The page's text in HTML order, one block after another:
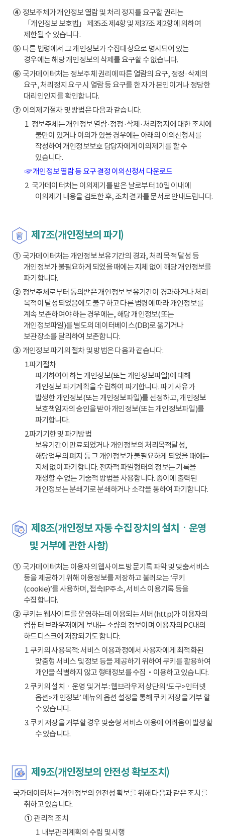
④정보주체가 개인정보 열람 및 처리 정지를 요구할 권리는
「개인정보 보호법」 제35조 제4항 및 제37조 제2항에 의하여
제한될 수 있습니다.
⑤다른 법령에서 그 개인정보가 수집대상으로 명시되어 있는
경우에는 해당 개인정보의 삭제를 요구할 수 없습니다.
⑥국가데이터처는 정보주체 권리에 따른 열람의 요구, 정정·삭제의
요구, 처리정지 요구 시 열람 등 요구를 한 자가 본인이거나 정당한
대리인인지를 확인합니다.
⑦이의제기절차 및 방법은 다음과 같습니다.
1. 정보주체는 개인정보 열람·정정·삭제·처리정지에 대한 조치에
불만이 있거나 이의가 있을 경우에는 아래의 이의신청서를
작성하여 개인정보보호 담당자에게 이의제기를 할 수
있습니다.
☞ 개인정보 열람 등 요구 결정 이의신청서 다운로드
2. 국가데이터처는 이의제기를 받은 날로부터 10일 이내에
이의제기 내용을 검토한 후, 조치 결과를 문서로 안내드립니다.
제7조(개인정보의 파기)
①국가데이터처는 개인정보 보유기간의 경과, 처리 목적 달성 등
개인정보가 불필요하게 되었을 때에는 지체 없이 해당 개인정보를
파기합니다.
②정보주체로부터 동의받은 개인정보 보유기간이 경과하거나 처리
목적이 달성되었음에도 불구하고 다른 법령에 따라 개인정보를
계속 보존하여야 하는 경우에는, 해당 개인정보(또는
개인정보파일)를 별도의 데이터베이스(DB)로 옮기거나
보관장소를 달리하여 보존합니다.
③개인정보 파기의 절차 및 방법은 다음과 같습니다.
1.파기절차
파기하여야 하는 개인정보(또는 개인정보파일)에 대해
개인정보 파기계획을 수립하여 파기합니다. 파기 사유가
발생한 개인정보(또는 개인정보파일)를 선정하고, 개인정보
보호책임자의 승인을 받아 개인정보(또는 개인정보파일)를
파기합니다.
2.파기기한 및 파기방법
보유기간이 만료되었거나 개인정보의 처리목적달성,
해당업무의 폐지 등 그 개인정보가 불필요하게 되었을 때에는
지체 없이 파기합니다. 전자적 파일형태의 정보는 기록을
재생할 수 없는 기술적 방법을 사용합니다. 종이에 출력된
개인정보는 분쇄기로 분쇄하거나 소각을 통하여 파기합니다.
제8조(개인정보 자동 수집 장치의 설치ㆍ운영
및 거부에 관한 사항)
①국가데이터처는 이용자의 웹사이트 방문기록 파악 및 맞춤서비스
등을 제공하기 위해 이용정보를 저장하고 불러오는 ‘쿠키
(cookie)’를 사용하며, 접속IP주소, 서비스 이용기록 등을
수집합니다.
②쿠키는 웹사이트를 운영하는데 이용되는 서버(http)가 이용자의
컴퓨터 브라우저에게 보내는 소량의 정보이며 이용자의 PC내의
하드디스크에 저장되기도 합니다.
1. 쿠키의 사용목적: 서비스 이용과정에서 사용자에게 최적화된
맞춤형 서비스 및 정보 등을 제공하기 위하여 쿠키를 활용하여
개인을 식별하지 않고 형태정보를 수집‧이용하고 있습니다.
2. 쿠키의 설치ㆍ운영 및 거부 : 웹브라우저 상단의 ‘도구>인터넷
옵션>개인정보’ 메뉴의 옵션 설정을 통해 쿠키 저장을 거부 할
수 있습니다.
3. 쿠키 저장을 거부할 경우 맞춤형 서비스 이용에 어려움이 발생할
수 있습니다.
제9조(개인정보의 안전성 확보조치)
국가데이터처는 개인정보의 안전성 확보를 위해 다음과 같은 조치를
취하고 있습니다.
①관리적 조치
1. 내부관리계획의 수립 및 시행